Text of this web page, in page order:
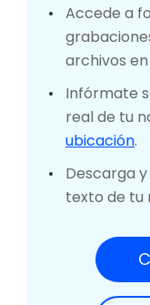
Accede a
archivos
Infórmate
real de tu
ubicación.
Descarga
texto de tu